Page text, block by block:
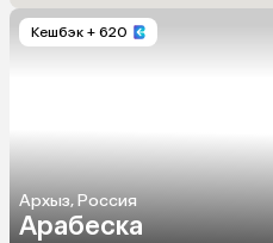
Кешбэк + 620
Архыз, Россия
Арабеска